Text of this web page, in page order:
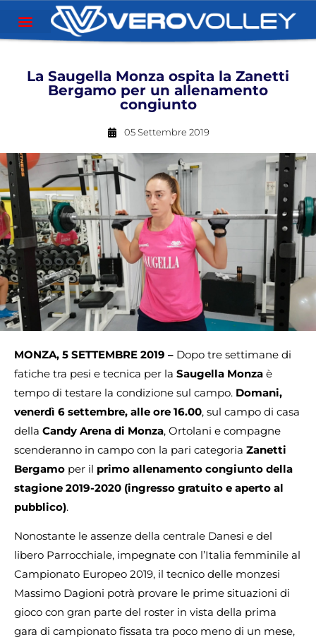
La Saugella Monza ospita la Zanetti
Bergamo per un allenamento
congiunto
05 Settembre 2019
MONZA, 5 SETTEMBRE 2019 – Dopo tre settimane di
fatiche tra pesi e tecnica per la Saugella Monza è
tempo di testare la condizione sul campo. Domani,
venerdì 6 settembre, alle ore 16.00, sul campo di casa
della Candy Arena di Monza, Ortolani e compagne
scenderanno in campo con la pari categoria Zanetti
Bergamo per il primo allenamento congiunto della
stagione 2019-2020 (ingresso gratuito e aperto al
pubblico).
Nonostante le assenze della centrale Danesi e del
libero Parrocchiale, impegnate con l’Italia femminile al
Campionato Europeo 2019, il tecnico delle monzesi
Massimo Dagioni potrà provare le prime situazioni di
gioco con gran parte del roster in vista della prima
gara di campionato fissata tra poco meno di un mese,